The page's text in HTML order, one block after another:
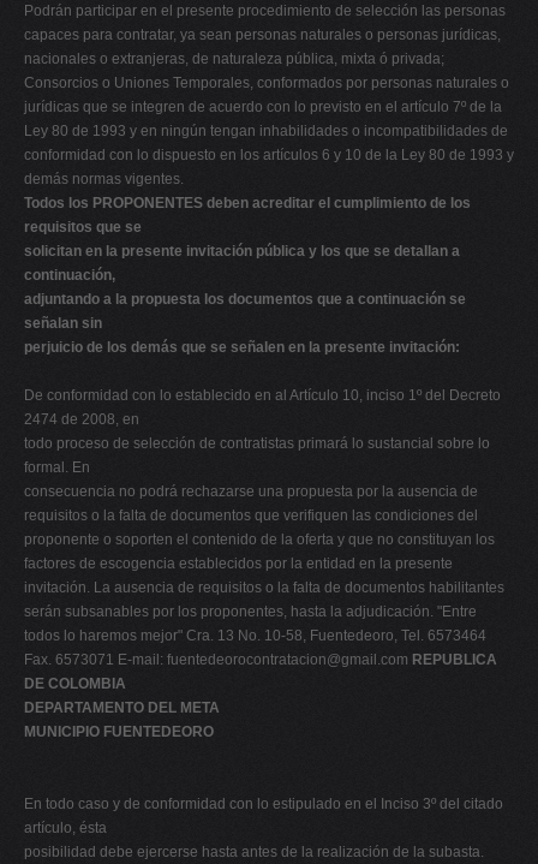
Podrán participar en el presente procedimiento de selección las personas
capaces para contratar, ya sean personas naturales o personas jurídicas,
nacionales o extranjeras, de naturaleza pública, mixta ó privada;
Consorcios o Uniones Temporales, conformados por personas naturales o
jurídicas que se integren de acuerdo con lo previsto en el artículo 7º de la
Ley 80 de 1993 y en ningún tengan inhabilidades o incompatibilidades de
conformidad con lo dispuesto en los artículos 6 y 10 de la Ley 80 de 1993 y
demás normas vigentes.
Todos los PROPONENTES deben acreditar el cumplimiento de los
requisitos que se
solicitan en la presente invitación pública y los que se detallan a
continuación,
adjuntando a la propuesta los documentos que a continuación se
señalan sin
perjuicio de los demás que se señalen en la presente invitación:
De conformidad con lo establecido en al Artículo 10, inciso 1º del Decreto
2474 de 2008, en
todo proceso de selección de contratistas primará lo sustancial sobre lo
formal. En
consecuencia no podrá rechazarse una propuesta por la ausencia de
requisitos o la falta de documentos que verifiquen las condiciones del
proponente o soporten el contenido de la oferta y que no constituyan los
factores de escogencia establecidos por la entidad en la presente
invitación. La ausencia de requisitos o la falta de documentos habilitantes
serán subsanables por los proponentes, hasta la adjudicación. "Entre
todos lo haremos mejor" Cra. 13 No. 10-58, Fuentedeoro, Tel. 6573464
Fax. 6573071 E-mail: fuentedeorocontratacion@gmail.com REPUBLICA
DE COLOMBIA
DEPARTAMENTO DEL META
MUNICIPIO FUENTEDEORO
En todo caso y de conformidad con lo estipulado en el Inciso 3º del citado
artículo, ésta
posibilidad debe ejercerse hasta antes de la realización de la subasta.